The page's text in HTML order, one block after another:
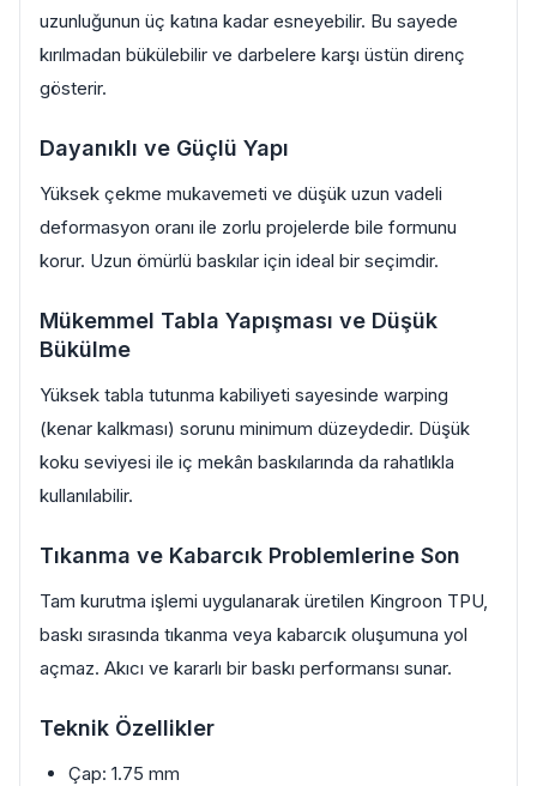
uzunluğunun üç katına kadar esneyebilir. Bu sayede
kırılmadan bükülebilir ve darbelere karşı üstün direnç
gösterir.
Dayanıklı ve Güçlü Yapı
Yüksek çekme mukavemeti ve düşük uzun vadeli
deformasyon oranı ile zorlu projelerde bile formunu
korur. Uzun ömürlü baskılar için ideal bir seçimdir.
Mükemmel Tabla Yapışması ve Düşük
Bükülme
Yüksek tabla tutunma kabiliyeti sayesinde warping
(kenar kalkması) sorunu minimum düzeydedir. Düşük
koku seviyesi ile iç mekân baskılarında da rahatlıkla
kullanılabilir.
Tıkanma ve Kabarcık Problemlerine Son
Tam kurutma işlemi uygulanarak üretilen Kingroon TPU,
baskı sırasında tıkanma veya kabarcık oluşumuna yol
açmaz. Akıcı ve kararlı bir baskı performansı sunar.
Teknik Özellikler
Çap: 1.75 mm